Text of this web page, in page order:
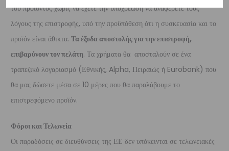
του προϊόντος χωρίς να έχετε την υποχρέωση να αναφέρετε τους
λόγους της επιστροφής, υπό την προϋπόθεση ότι η συσκευασία και το
προϊόν είναι άθικτα. Τα έξοδα αποστολής για την επιστροφή,
επιβαρύνουν τον πελάτη. Τα χρήματα θα αποσταλούν σε ένα
τραπεζικό λογαριασμό (Εθνικής, Alpha, Πειραιώς ή Eurobank) που
θα μας δώσετε μέσα σε 10 μέρες που θα παραλάβουμε το
επιστρεφόμενο προϊόν.
Φόροι και Τελωνεία
Οι παραδόσεις σε διευθύνσεις της ΕΕ δεν υπόκεινται σε τελωνειακές